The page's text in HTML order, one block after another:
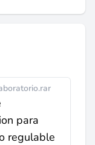
para
regulable